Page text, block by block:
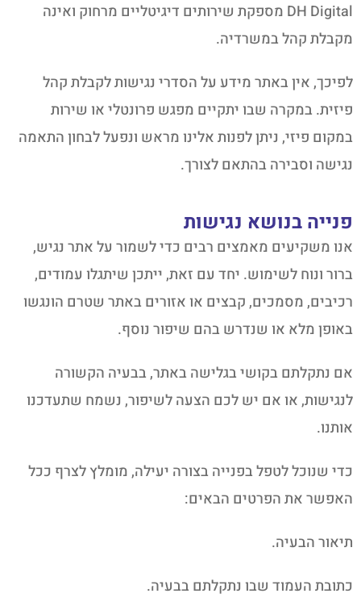
DH Digital מספקת שירותים דיגיטליים מרחוק ואינה
מקבלת קהל במשרדיה.
לפיכך, אין באתר מידע על הסדרי נגישות לקבלת קהל
פיזית. במקרה שבו יתקיים מפגש פרונטלי או שירות
במקום פיזי, ניתן לפנות אלינו מראש ונפעל לבחון התאמה
נגישה וסבירה בהתאם לצורך.
פנייה בנושא נגישות
אנו משקיעים מאמצים רבים כדי לשמור על אתר נגיש,
ברור ונוח לשימוש. יחד עם זאת, ייתכן שיתגלו עמודים,
רכיבים, מסמכים, קבצים או אזורים באתר שטרם הונגשו
באופן מלא או שנדרש בהם שיפור נוסף.
אם נתקלתם בקושי בגלישה באתר, בבעיה הקשורה
לנגישות, או אם יש לכם הצעה לשיפור, נשמח שתעדכנו
אותנו.
כדי שנוכל לטפל בפנייה בצורה יעילה, מומלץ לצרף ככל
האפשר את הפרטים הבאים:
תיאור הבעיה.
כתובת העמוד שבו נתקלתם בבעיה.